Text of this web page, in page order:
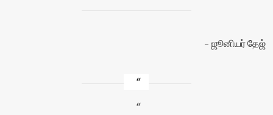
ஜூனியர் தேஜ்